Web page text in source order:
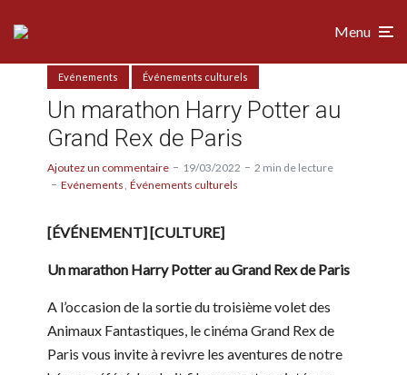
Menu
Evénements Événements culturels
Un marathon Harry Potter au
Grand Rex de Paris
Ajoutez un commentaire 19/03/2022
2 min de lecture
Evénements Événements culturels
[ÉVÉNEMENT] [CULTURE]
Un marathon Harry Potter au Grand Rex de Paris
A l’occasion de la sortie du troisième volet des
Animaux Fantastiques, le cinéma Grand Rex de
Paris vous invite à revivre les aventures de notre